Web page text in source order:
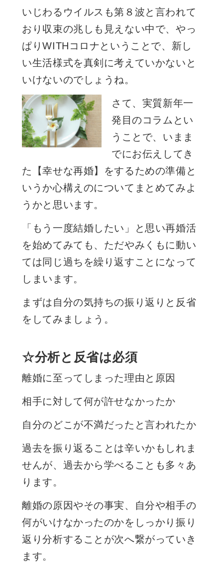
いじわるウイルスも第８波と言われて
おり収束の兆しも見えない中で、やっ
ぱりWITH コロナということで、新し
い生活様式を真剣に考えていかないと
いけないのでしょうね。
さて、実質新年一
発目のコラムとい
うことで、いまま
でにお伝えしてき
た【幸せな再婚】をするための準備と
いうか心構えのについてまとめてみよ
うかと思います。
「もう一度結婚したい」と思い再婚活
を始めてみても、ただやみくもに動い
ては同じ過ちを繰り返すことになって
しまいます。
まずは自分の気持ちの振り返りと反省
をしてみましょう。
☆分析と反省は必須
離婚に至ってしまった理由と原因
相手に対して何が許せなかったか
自分のどこが不満だったと言われたか
過去を振り返ることは辛いかもしれま
せんが、過去から学べることも多々あ
ります。
離婚の原因やその事実、自分や相手の
何がいけなかったのかをしっかり振り
返り分析することが次へ繋がっていき
ます。